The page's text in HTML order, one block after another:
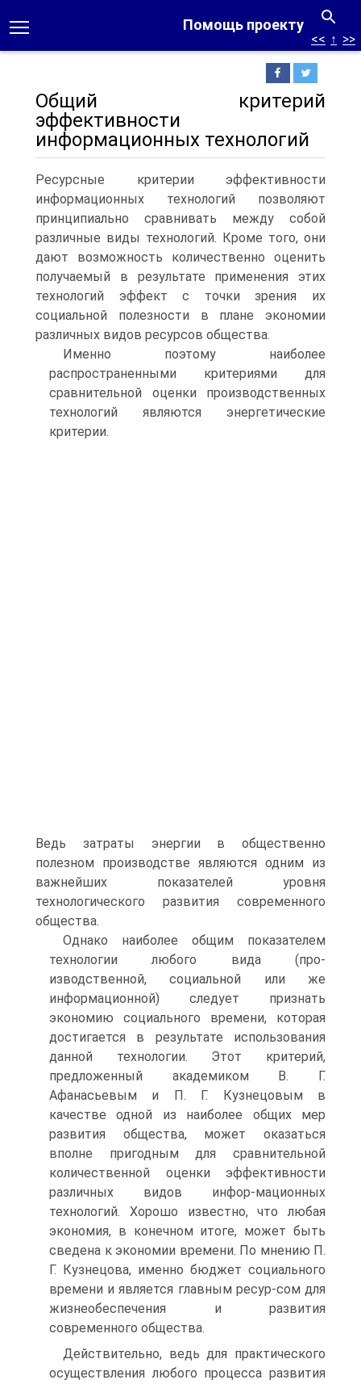
Помощь проекту
<< ↑ >>
Общий критерий
эффективности
информационных технологий
Ресурсные критерии эффективности
информационных технологий позволяют
принципиально сравнивать между собой
различные виды технологий. Кроме того, они
дают возможность количественно оценить
получаемый в результате применения этих
технологий эффект с точки зрения их
социальной полезности в плане экономии
различных видов ресурсов общества.
Именно поэтому наиболее
распространенными критериями для
сравнительной оценки производственных
технологий являются энергетические
критерии.
Ведь затраты энергии в общественно
полезном производстве являются одним из
важнейших показателей уровня
технологического развития современного
общества.
Однако наиболее общим показателем
технологии любого вида (про-
изводственной, социальной или же
информационной) следует признать
экономию социального времени, которая
достигается в результате использования
данной технологии. Этот критерий,
предложенный академиком В. Г.
Афанасьевым и П. Г. Кузнецовым в
качестве одной из наиболее общих мер
развития общества, может оказаться
вполне пригодным для сравнительной
количественной оценки эффективности
различных видов инфор-мационных
технологий. Хорошо известно, что любая
экономия, в конечном итоге, может быть
сведена к экономии времени. По мнению П.
Г. Кузнецова, именно бюджет социального
времени и является главным ресур-сом для
жизнеобеспечения и развития
современного общества.
Действительно, ведь для практического
осуществления любого процесса развития